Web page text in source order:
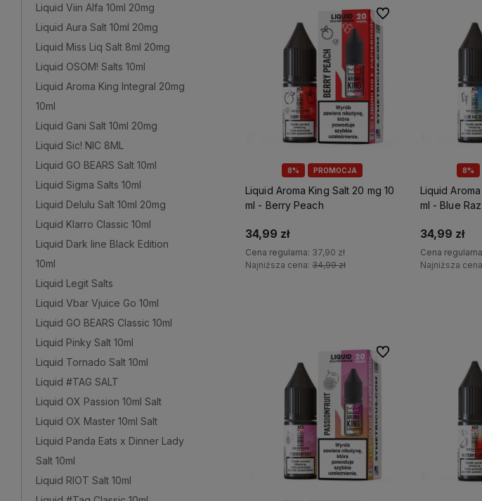
Liquid Viin Alfa 10ml 20mg
Liquid Aura Salt 10ml 20mg
Liquid Miss Liq Salt 8ml 20mg
Liquid OSOM! Salts 10ml
Liquid Aroma King Integral 20mg
10ml
Liquid Gani Salt 10ml 20mg
Liquid Sic! NIC 8ML
Liquid GO BEARS Salt 10ml
Liquid Sigma Salts 10ml
Liquid Delulu Salt 10ml 20mg
Liquid Klarro Classic 10ml
Liquid Dark line Black Edition
10ml
Liquid Legit Salts
Liquid Vbar Vjuice Go 10ml
Liquid GO BEARS Classic 10ml
Liquid Pinky Salt 10ml
Liquid Tornado Salt 10ml
Liquid #TAG SALT
Liquid OX Passion 10ml Salt
Liquid OX Master 10ml Salt
Liquid Panda Eats x Dinner Lady
Salt 10ml
Liquid RIOT Salt 10ml
8% PROMOCJA
Liquid Aroma King Salt 20 mg 10
ml - Berry Peach
34,99 zł
Cena regularna: 37,90 zł
Najniższa cena: 34,99 zł
Do ulubionych
8%
Liquid
ml - Blue
34,99 zł
Cena
Najniższa
Do ulubionych